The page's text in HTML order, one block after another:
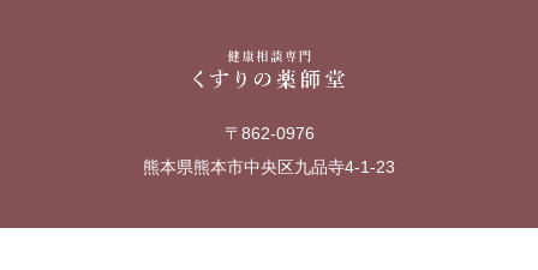
〒862-0976
熊本県熊本市中央区九品寺4-1-23